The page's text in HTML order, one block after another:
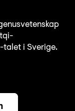
talet i Sverige.